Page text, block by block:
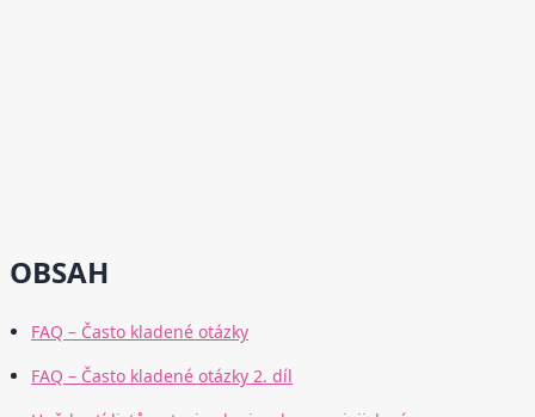
OBSAH
FAQ – Často kladené otázky
FAQ – Často kladené otázky 2. díl